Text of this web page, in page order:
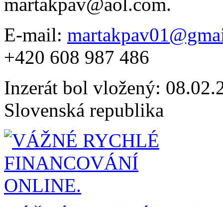
E-mail:
+420 608 987 486
Inzerát bol vložený:
Slovenská republika